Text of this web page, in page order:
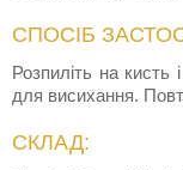
СПОСІБ
Розпиліть на
для висихання.
СКЛАД: